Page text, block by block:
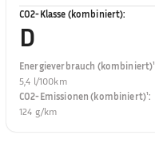
CO2-Klasse (kombiniert):
D
Energieverbrauch (kombiniert)¹
5,4 l/100km
CO2-Emissionen (kombiniert)¹:
124 g/km